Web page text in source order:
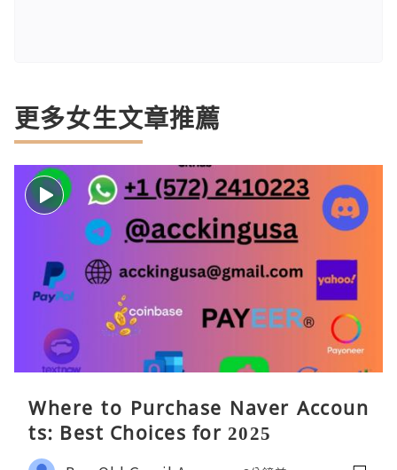
更多女生文章推薦
Where to Purchase Naver Accoun
ts: Best Choices for 2025